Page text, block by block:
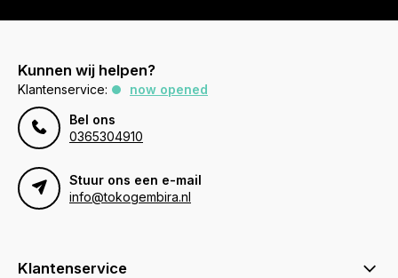
Kunnen wij helpen?
Klantenservice:
now opened
Bel ons
0365304910
Stuur ons een e-mail
info@tokogembira.nl
Klantenservice